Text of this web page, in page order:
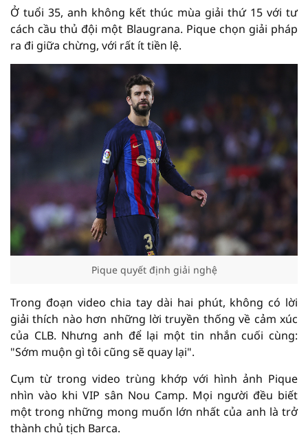
Ở tuổi 35, anh không kết thúc mùa giải thứ 15 với tư
cách cầu thủ đội một Blaugrana. Pique chọn giải pháp
ra đi giữa chừng, với rất ít tiền lệ.
Pique quyết định giải nghệ
Trong đoạn video chia tay dài hai phút, không có lời
giải thích nào hơn những lời truyền thống về cảm xúc
của CLB. Nhưng anh để lại một tin nhắn cuối cùng:
"Sớm muộn gì tôi cũng sẽ quay lại".
Cụm từ trong video trùng khớp với hình ảnh Pique
nhìn vào khi VIP sân Nou Camp. Mọi người đều biết
một trong những mong muốn lớn nhất của anh là trở
thành chủ tịch Barca.